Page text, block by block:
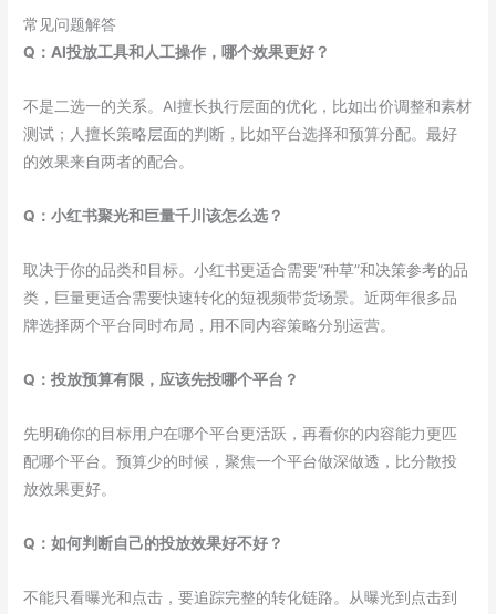
常见问题解答
Q：AI投放工具和人工操作，哪个效果更好？
不是二选一的关系。AI擅长执行层面的优化，比如出价调整和素材
测试；人擅长策略层面的判断，比如平台选择和预算分配。最好
的效果来自两者的配合。
Q：小红书聚光和巨量千川该怎么选？
取决于你的品类和目标。小红书更适合需要”种草”和决策参考的品
类，巨量更适合需要快速转化的短视频带货场景。近两年很多品
牌选择两个平台同时布局，用不同内容策略分别运营。
Q：投放预算有限，应该先投哪个平台？
先明确你的目标用户在哪个平台更活跃，再看你的内容能力更匹
配哪个平台。预算少的时候，聚焦一个平台做深做透，比分散投
放效果更好。
Q：如何判断自己的投放效果好不好？
不能只看曝光和点击，要追踪完整的转化链路。从曝光到点击到